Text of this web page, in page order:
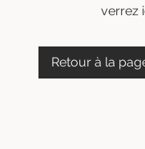
verrez
Retour à la